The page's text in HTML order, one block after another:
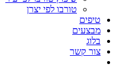
טורבו לפי יצרן
טיפים
מבצעים
בלוג
צור קשר